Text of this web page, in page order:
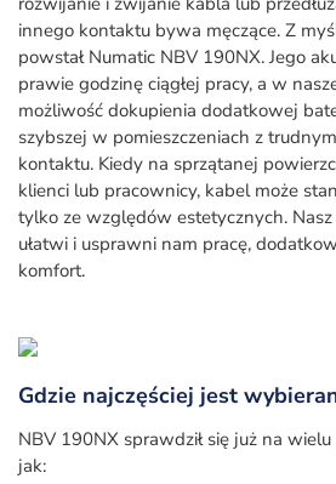
innego kontaktu bywa męczące. Z
powstał Numatic NBV 190NX. Jego
prawie godzinę ciągłej pracy, a w
możliwość dokupienia dodatkowej
szybszej w pomieszczeniach z
kontaktu. Kiedy na sprzątanej
klienci lub pracownicy, kabel może
tylko ze względów estetycznych.
ułatwi i usprawni nam pracę,
komfort.
Gdzie najczęściej jest
NBV 190NX sprawdził się już na
jak: